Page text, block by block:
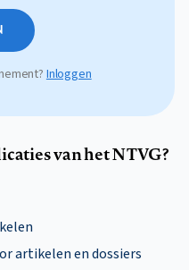
Inloggen
van het NTVG?
artikelen en dossiers